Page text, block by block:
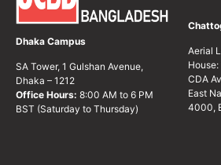
Dhaka Campus
SA Tower, 1 Gulshan Avenue,
Dhaka – 1212
Office Hours: 8:00 AM to 6 PM
BST (Saturday to Thursday)
Aerial
CDA
East
4000,